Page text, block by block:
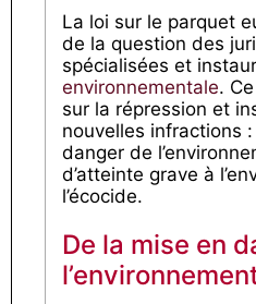
La loi sur le parquet
de la question des
spécialisées et
environnementale.
sur la répression et
nouvelles infractions
danger de
d’atteinte grave à
l’écocide.
De la mise en